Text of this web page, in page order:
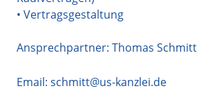
• Vertragsgestaltung
Ansprechpartner: Thomas Schmitt
Email: schmitt@us-kanzlei.de